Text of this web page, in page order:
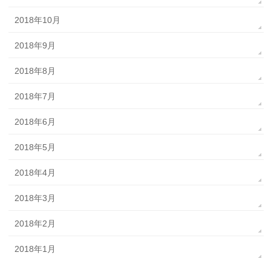
2018年10月
2018年9月
2018年8月
2018年7月
2018年6月
2018年5月
2018年4月
2018年3月
2018年2月
2018年1月